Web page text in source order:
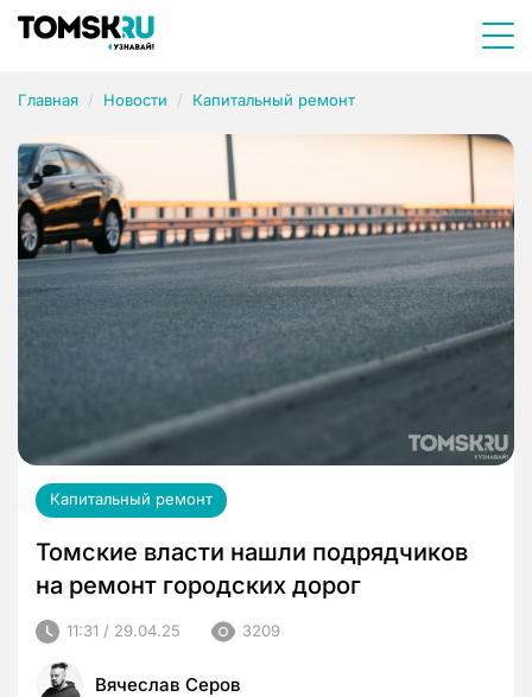
Главная Новости Капитальный ремонт
Капитальный ремонт
Томские власти нашли подрядчиков
на ремонт городских дорог
11:31 / 29.04.25 3209
Вячеслав Серов